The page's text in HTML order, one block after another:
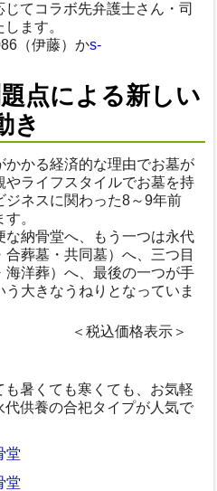
てコラボ先弁護士さん・司
ます。
（伊藤）かs-
点による新しい
き
かかる経済的な理由でお墓が
ライフスタイルでお墓を持
ジネスに関わった8～9年前
。
納骨堂へ、もう一つは永代
葬墓・共同墓）へ、三つ目
海洋葬）へ、最後の一つが手
大きなうねりとなっていま
＜税込価格表示＞
暑くても寒くても、お気軽
供養の合祀タイプが人気で
堂
堂